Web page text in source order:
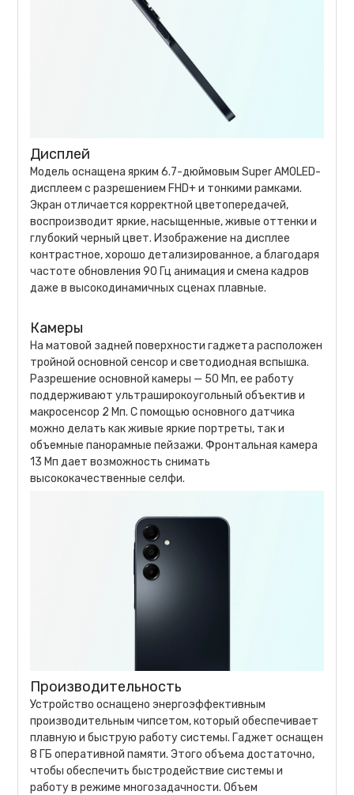
Дисплей
Модель оснащена ярким 6.7-дюймовым Super AMOLED-
дисплеем с разрешением FHD+ и тонкими рамками.
Экран отличается корректной цветопередачей,
воспроизводит яркие, насыщенные, живые оттенки и
глубокий черный цвет. Изображение на дисплее
контрастное, хорошо детализированное, а благодаря
частоте обновления 90 Гц анимация и смена кадров
даже в высокодинамичных сценах плавные.
Камеры
На матовой задней поверхности гаджета расположен
тройной основной сенсор и светодиодная вспышка.
Разрешение основной камеры — 50 Мп, ее работу
поддерживают ультраширокоугольный объектив и
макросенсор 2 Мп. С помощью основного датчика
можно делать как живые яркие портреты, так и
объемные панорамные пейзажи. Фронтальная камера
13 Мп дает возможность снимать
высококачественные селфи.
Производительность
Устройство оснащено энергоэффективным
производительным чипсетом, который обеспечивает
плавную и быструю работу системы. Гаджет оснащен
8 ГБ оперативной памяти. Этого объема достаточно,
чтобы обеспечить быстродействие системы и
работу в режиме многозадачности. Объем